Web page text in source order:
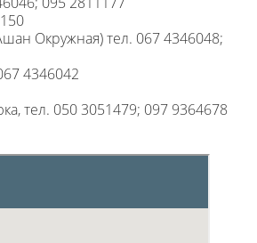
Окружная) тел. 067 4346048;
4346042
тел. 050 3051479; 097 9364678